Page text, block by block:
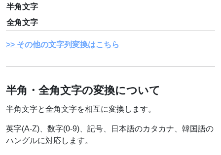
半角文字
全角文字
その他の文字列変換はこちら
半角・全角文字の変換について
半角文字と全角文字を相互に変換します。
英字(A-Z)、数字(0-9)、記号、日本語のカタカナ、韓国語の
ハングルに対応します。